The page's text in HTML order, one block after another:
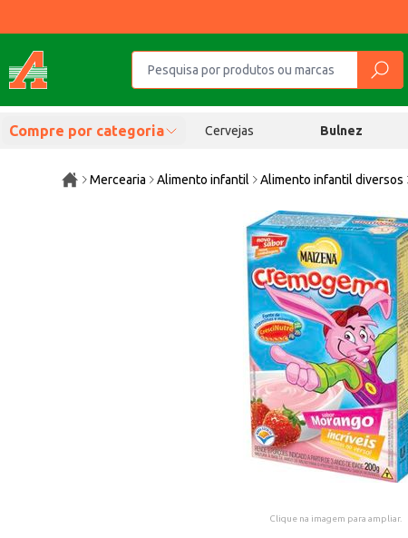
Compre por categoria Cervejas Bulnez
Mercearia Alimento infantil Alimento infantil diversos
Clique na imagem para ampliar.